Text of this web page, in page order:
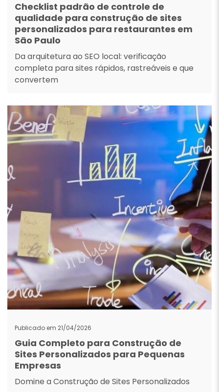
Checklist padrão de controle de
qualidade para construção de sites
personalizados para restaurantes em
São Paulo
Da arquitetura ao SEO local: verificação
completa para sites rápidos, rastreáveis e que
convertem
Publicado em 21/04/2026
Guia Completo para Construção de
Sites Personalizados para Pequenas
Empresas
Domine a Construção de Sites Personalizados